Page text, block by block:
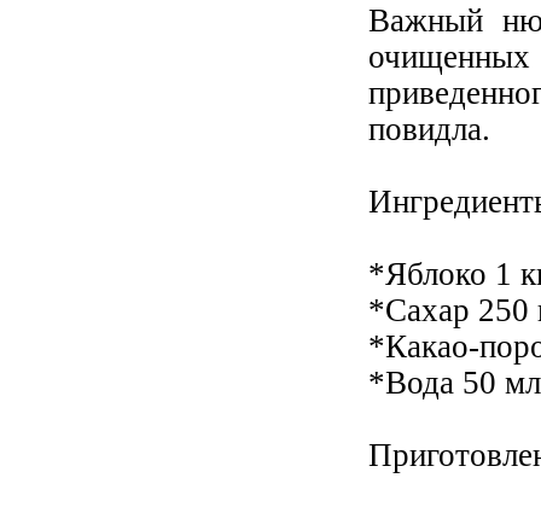
Важный
повидла.
*Яблоко 1
*Сахар 250
*Какао-
*Вода 50 мл